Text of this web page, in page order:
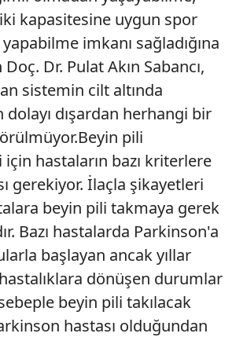
kapasitesine uygun spor
imkanı sağladığına
Dr. Pulat Akın Sabancı,
sistemin cilt altında
dolayı dışardan herhangi bir
pili
hastaların bazı kriterlere
gerekiyor. İlaçla şikayetleri
beyin pili takmaya gerek
Bazı hastalarda Parkinson'a
başlayan ancak yıllar
dönüşen durumlar
beyin pili takılacak
hastası olduğundan